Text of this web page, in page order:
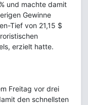
und machte damit
Gewinne
Tief von 21,15 $
erzielt hatte.
Freitag vor drei
den schnellsten